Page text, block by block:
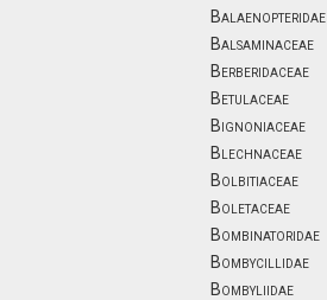
Balaenopteridae
Balsaminaceae
Berberidaceae
Betulaceae
Bignoniaceae
Blechnaceae
Bolbitiaceae
Boletaceae
Bombinatoridae
Bombycillidae
Bombyliidae